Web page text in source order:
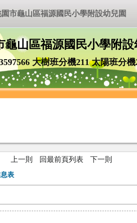
龜山區福源國民小學附設
大樹班分機211 太陽班分機
上一則 回最前頁列表 下一則
表
園市龜山區福源國民小學附設幼兒園